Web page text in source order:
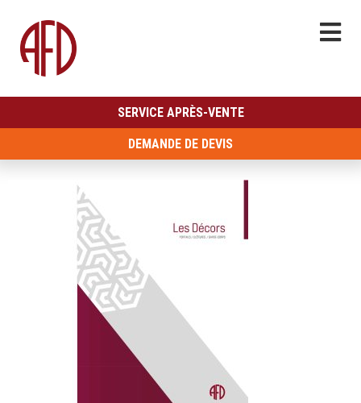
SERVICE APRÈS-VENTE
DEMANDE DE DEVIS